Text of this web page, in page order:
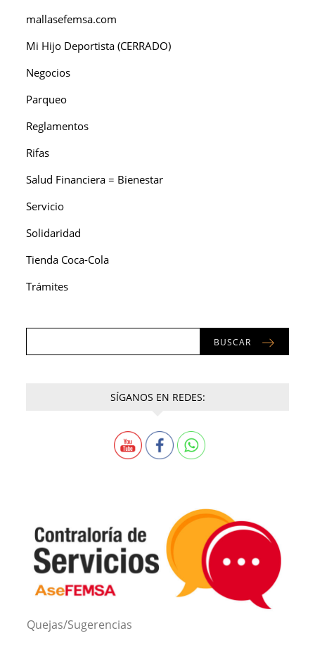
mallasefemsa.com
Mi Hijo Deportista (CERRADO)
Negocios
Parqueo
Reglamentos
Rifas
Salud Financiera = Bienestar
Servicio
Solidaridad
Tienda Coca-Cola
Trámites
BUSCAR
SÍGANOS EN REDES:
Quejas/Sugerencias